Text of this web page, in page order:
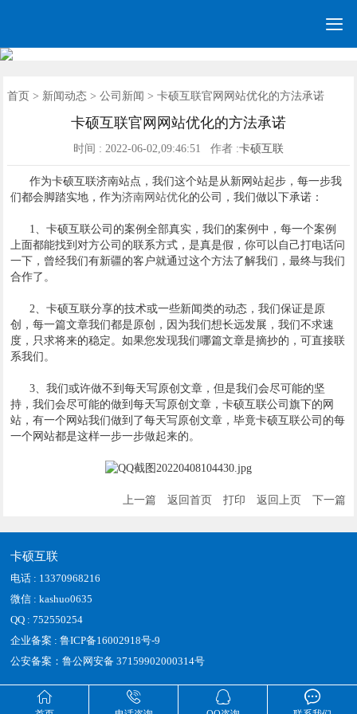

   
首页 > 新闻动态> 公司新闻 > 卡硕互联官网网站优化的方法承诺
卡硕互联官网网站优化的方法承诺
时间 : 2022-06-02,09:46:51 作者 :卡硕互联
作为卡硕互联济南站点，我们这个站是从新网站起步，每一步我
们都会脚踏实地，作为济南网站优化的公司，我们做以下承诺：
1、卡硕互联公司的案例全部真实，我们的案例中，每一个案例
上面都能找到对方公司的联系方式，是真是假，你可以自己打电话问
一下，曾经我们有新疆的客户就通过这个方法了解我们，最终与我们
合作了。
2、卡硕互联分享的技术或一些新闻类的动态，我们保证是原
创，每一篇文章我们都是原创，因为我们想长远发展，我们不求速
度，只求将来的稳定。如果您发现我们哪篇文章是摘抄的，可直接联
系我们。
3、我们或许做不到每天写原创文章，但是我们会尽可能的坚
持，我们会尽可能的做到每天写原创文章，卡硕互联公司旗下的网
站，有一个网站我们做到了每天写原创文章，毕竟卡硕互联公司的每
一个网站都是这样一步一步做起来的。
上一篇 返回首页 打印 返回上页 下一篇
卡硕互联
电话 : 13370968216
微信 : kashuo0635
QQ : 752550254
企业备案 : 鲁ICP备16002918号-9
公安备案：鲁公网安备 37159902000314号